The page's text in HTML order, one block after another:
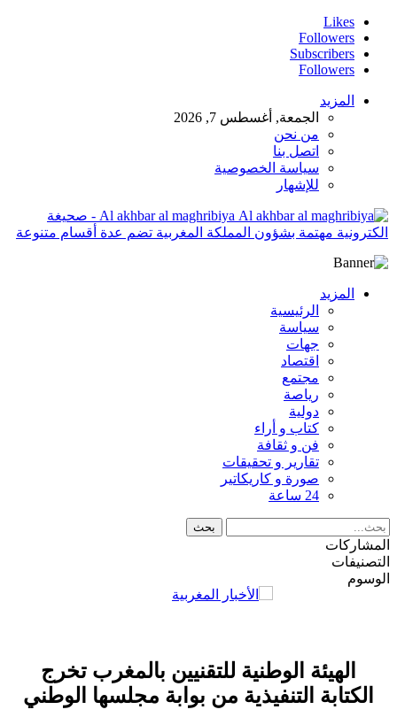
Likes
Followers
Subscribers
Followers
المزيد
الجمعة, أغسطس 7, 2026
من نحن
اتصل بنا
سياسة الخصوصية
للإشهار
Al akhbar al maghribiya - صحيغة
الكترونية مهتمة بشؤون المملكة المغربية تضم عدة أقسام متنوعة
المزيد
الرئيسية
سياسة
جهات
اقتصاد
مجتمع
رياصة
دولية
كتاب و أراء
فن و ثقافة
تقارير و تحقيقات
صورة و كاريكاتير
24 ساعة
المشاركات
التصنيفات
الوسوم
الهيئة الوطنية للتقنيين بالمغرب تخرج
الكتابة التنفيذية من بوابة مجلسها الوطني